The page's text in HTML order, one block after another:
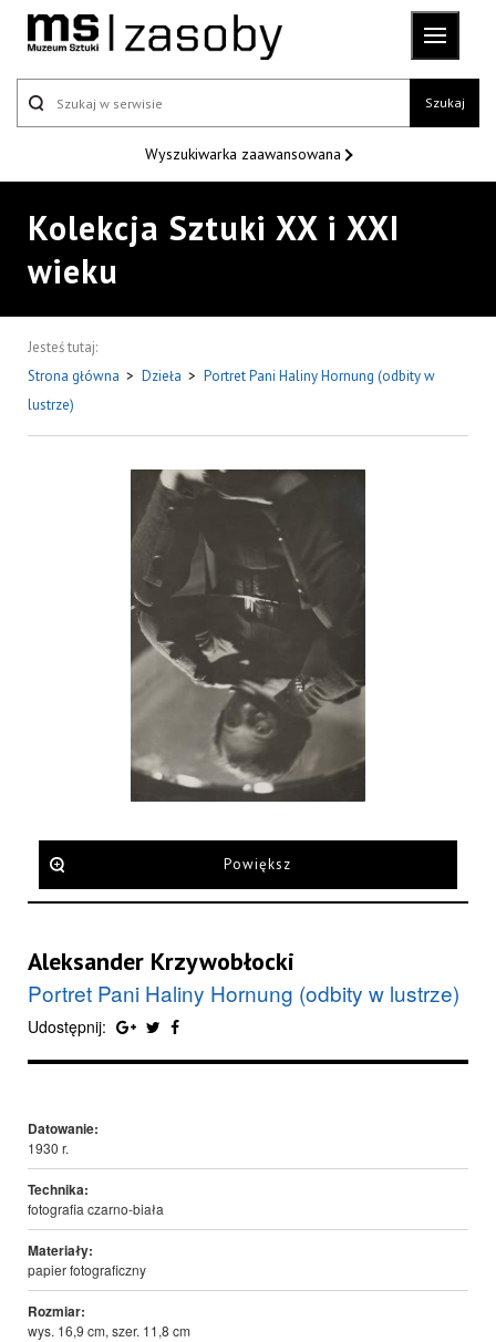
Szukaj
Wyszukiwarka zaawansowana
Kolekcja Sztuki XX i XXI
wieku
Jesteś tutaj:
Strona główna > Dzieła > Portret Pani Haliny Hornung (odbity w
lustrze)
Powiększ
Aleksander Krzywobłocki
Portret Pani Haliny Hornung (odbity w lustrze)
Udostępnij:
Datowanie:
1930 r.
Technika:
fotografia czarno-biała
Materiały:
papier fotograficzny
Rozmiar:
wys. 16,9 cm, szer. 11,8 cm